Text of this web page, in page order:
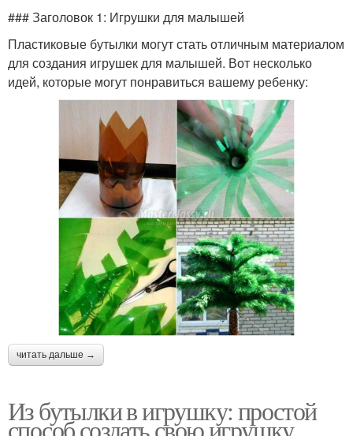
### Заголовок 1: Игрушки для малышей
Пластиковые бутылки могут стать отличным материалом
для создания игрушек для малышей. Вот несколько
идей, которые могут понравиться вашему ребенку:
читать дальше →
Из бутылки в игрушку: простой
способ создать свою игрушку